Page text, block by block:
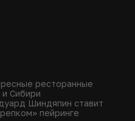
ресторанные
Сибири
Шиндяпин ставит
пейринге